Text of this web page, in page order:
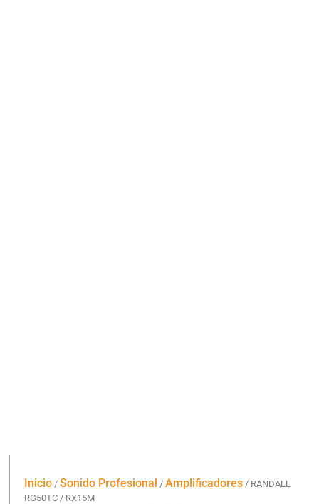
Inicio /Sonido Profesional /Amplificadores / RANDALL
RG50TC / RX15M